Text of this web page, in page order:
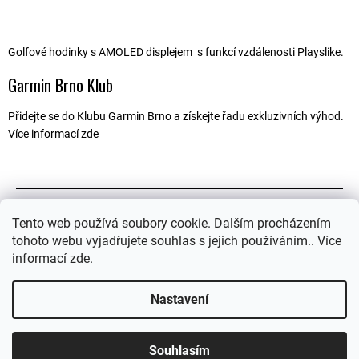
Tento web používá soubory cookie. Dalším procházením
tohoto webu vyjadřujete souhlas s jejich používáním.. Více
informací zde.
Nastavení
Souhlasím
Golfové hodinky s AMOLED displejem s funkcí vzdálenosti Playslike.
Garmin Brno Klub
Přidejte se do Klubu Garmin Brno a získejte řadu exkluzivních výhod.
Více informací zde
Související soubory (2)